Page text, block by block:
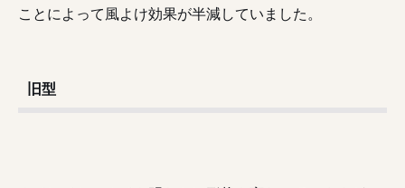
ことによって風よけ効果が半減していました。
旧型